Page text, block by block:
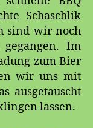
Schaschlik
sind wir noch
Im
zum Bier
wir uns mit
ausgetauscht
lassen.